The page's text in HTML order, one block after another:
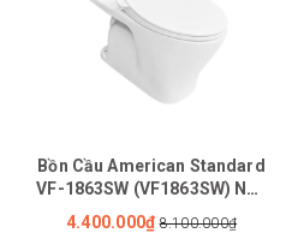
Bồn Cầu American Standard
VF-1863SW (VF1863SW) Nắp
Rửa Cơ M4A839
4.400.000₫ 8.100.000₫